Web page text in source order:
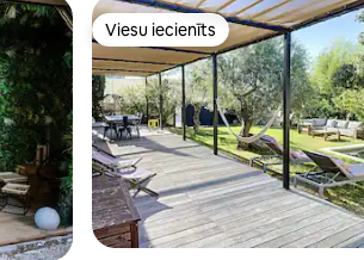
Viesu iecienīts
Viesu iecienīts